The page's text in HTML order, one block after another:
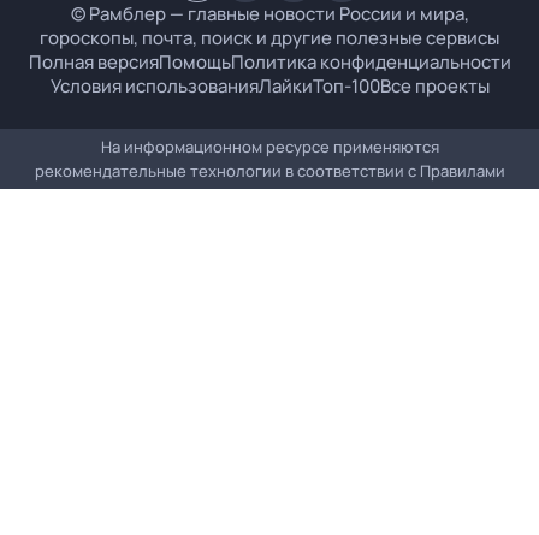
© Рамблер — главные новости России и мира,
гороскопы, почта, поиск и другие полезные сервисы
Полная версияПомощьПолитика конфиденциальности
Условия использованияЛайкиТоп-100Все проекты
На информационном ресурсе применяются
рекомендательные технологии в соответствии с Правилами